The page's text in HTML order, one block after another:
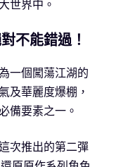
世界中。
不能錯過！
一個闖蕩江湖的
及華麗度爆棚，
備要素之一。
次推出的第二彈